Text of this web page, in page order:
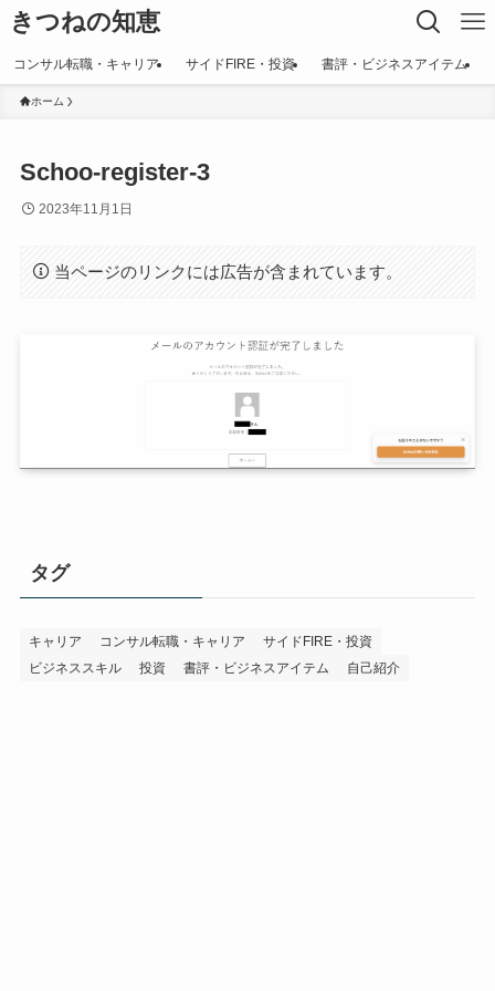
きつねの知恵
コンサル転職・キャリア サイドFIRE・投資 書評・ビジネスアイテム
ホーム
Schoo-register-3
2023年11月1日
当ページのリンクには広告が含まれています。
タグ
キャリア コンサル転職・キャリア
サイドFIRE・投資
ビジネススキル
投資 書評・ビジネスアイテム 自己紹介